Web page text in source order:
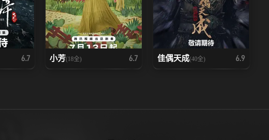
6.7 小芳(18全) 6.7 佳偶天成(40全) 6.9